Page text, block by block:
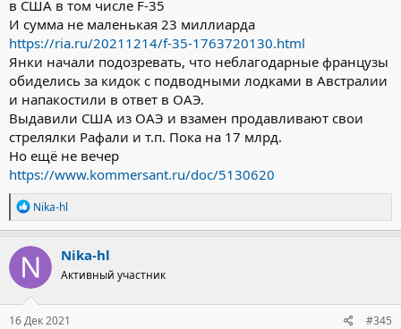
в США в том числе F-35
И сумма не маленькая 23 миллиарда
https://ria.ru/20211214/f-35-1763720130.html
Янки начали подозревать, что неблагодарные французы
обиделись за кидок с подводными лодками в Австралии
и напакостили в ответ в ОАЭ.
Выдавили США из ОАЭ и взамен продавливают свои
стрелялки Рафали и т.п. Пока на 17 млрд.
Но ещё не вечер
https://www.kommersant.ru/doc/5130620
Р
е
а
к
ц
и
и
:
Nika-hl
Nika-hl
Активный участник
16 Дек 2021 #345